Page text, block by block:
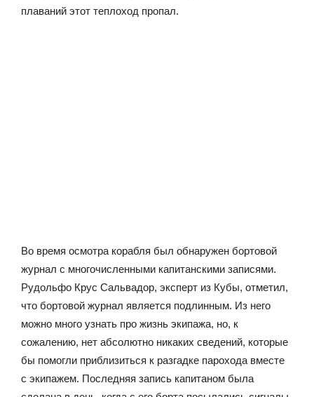
плаваний этот теплоход пропал.
Во время осмотра корабля был обнаружен бортовой
журнал с многочисленными капитанскими записями.
Рудольфо Крус Сальвадор, эксперт из Кубы, отметил,
что бортовой журнал является подлинным. Из него
можно много узнать про жизнь экипажа, но, к
сожалению, нет абсолютно никаких сведений, которые
бы помогли приблизиться к разгадке парохода вместе
с экипажем. Последняя запись капитаном была